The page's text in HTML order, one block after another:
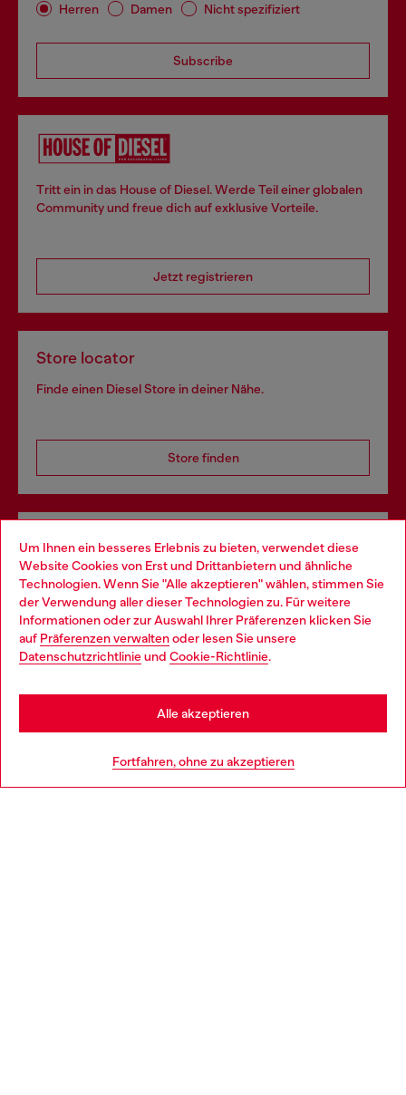
Um Ihnen ein besseres Erlebnis zu bieten, verwendet diese
Website Cookies von Erst und Drittanbietern und ähnliche
Technologien. Wenn Sie "Alle akzeptieren" wählen, stimmen Sie
der Verwendung aller dieser Technologien zu. Für weitere
Informationen oder zur Auswahl Ihrer Präferenzen klicken Sie
auf Präferenzen verwaltenoder lesen Sie unsere
Datenschutzrichtlinieund Cookie-Richtlinie.
Fortfahren, ohne zu akzeptieren
Alle akzeptieren
Herren Damen Nicht spezifiziert
Subscribe
Tritt ein in das House of Diesel. Werde Teil einer globalen
Community und freue dich auf exklusive Vorteile.
Jetzt registrieren
Store locator
Finde einen Diesel Store in deiner Nähe.
Store finden
Omnichannel-Services
Entdecke unser gesamtes Service-Angebot, online und
im Store.
Mehr erfahren
Choose your location
You are currently browsing Schweiz website, but it seems you
may be based in United States